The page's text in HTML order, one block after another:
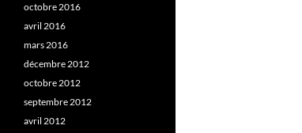
octobre 2016
avril 2016
mars 2016
décembre 2012
octobre 2012
septembre 2012
avril 2012